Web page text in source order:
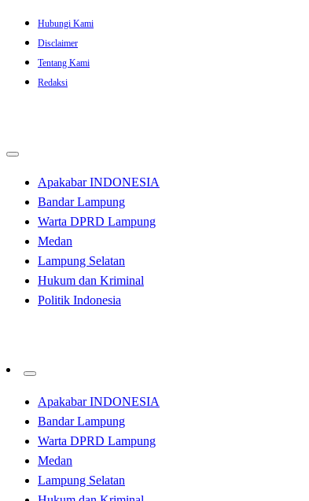
Skip
content
Hubungi Kami
Disclaimer
Tentang Kami
Redaksi
Apakabar INDONESIA
Bandar Lampung
Warta DPRD Lampung
Medan
Lampung Selatan
Hukum dan Kriminal
Politik Indonesia
Apakabar INDONESIA
Bandar Lampung
Warta DPRD Lampung
Medan
Lampung Selatan